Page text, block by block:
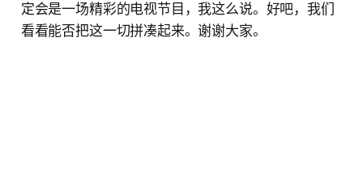
定会是一场精彩的电视节目，我这么说。好吧，我们
看看能否把这一切拼凑起来。谢谢大家。